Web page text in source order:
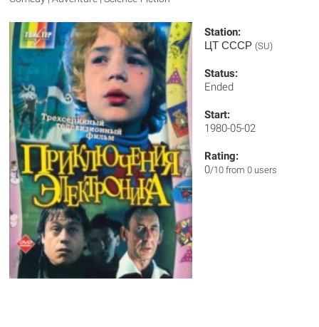
Station:
ЦТ СССР (SU)
Status:
Ended
Start:
1980-05-02
Rating:
0/10 from 0 users